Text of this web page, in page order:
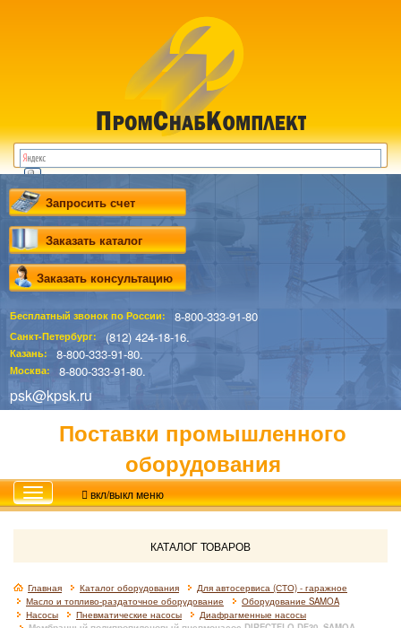
Запросить счет
Заказать каталог
Заказать консультацию
Бесплатный звонок по России: 8-800-333-91-80
Санкт-Петербург: (812) 424-18-16.
Казань: 8-800-333-91-80.
Москва: 8-800-333-91-80.
psk@kpsk.ru
Поставки промышленного
оборудования
вкл/выкл меню
КАТАЛОГ ТОВАРОВ
Главная Каталог оборудования
Для автосервиса (СТО) - гаражное
Масло и топливо-раздаточное оборудование
Оборудование SAMOA
Насосы
Пневматические насосы
Диафрагменные насосы